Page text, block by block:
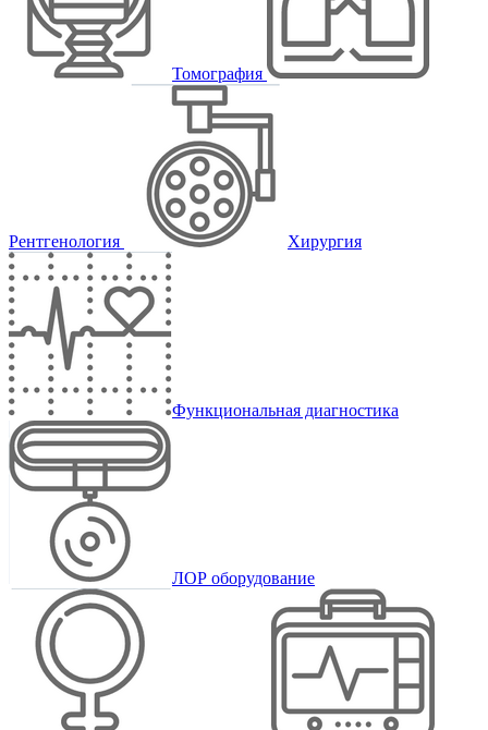
Томография
Рентгенология Хирургия
Функциональная диагностика
ЛОР оборудование